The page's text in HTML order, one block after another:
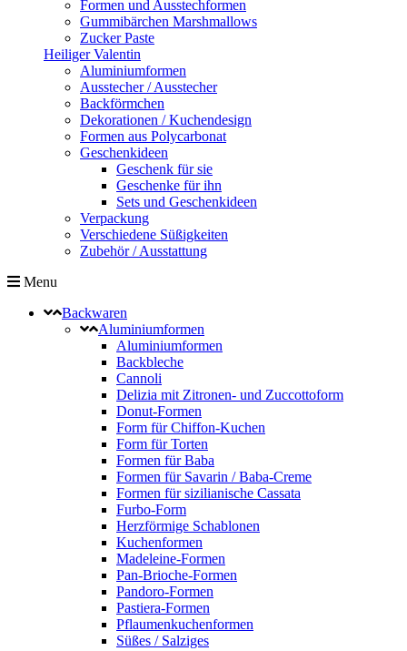
Formen und Ausstechformen
Gummibärchen Marshmallows
Zucker Paste
Heiliger Valentin
Aluminiumformen
Ausstecher / Ausstecher
Backförmchen
Dekorationen / Kuchendesign
Formen aus Polycarbonat
Geschenkideen
Geschenk für sie
Geschenke für ihn
Sets und Geschenkideen
Verpackung
Verschiedene Süßigkeiten
Zubehör / Ausstattung
Menu
Backwaren
Aluminiumformen
Aluminiumformen
Backbleche
Cannoli
Delizia mit Zitronen- und Zuccottoform
Donut-Formen
Form für Chiffon-Kuchen
Form für Torten
Formen für Baba
Formen für Savarin / Baba-Creme
Formen für sizilianische Cassata
Furbo-Form
Herzförmige Schablonen
Kuchenformen
Madeleine-Formen
Pan-Brioche-Formen
Pandoro-Formen
Pastiera-Formen
Pflaumenkuchenformen
Süßes / Salziges